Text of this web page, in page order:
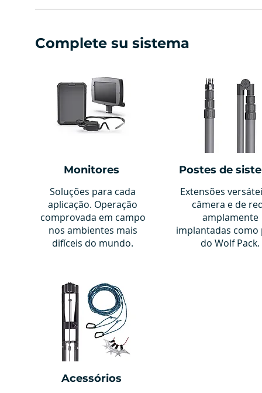
Complete su sistema
Monitores
Soluções para cada
aplicação. Operação
comprovada em campo
nos ambientes mais
difíceis do mundo.
Acessórios
Postes de
Extensões
câmera e de
amplamente
implantadas como
do Wolf Pack.